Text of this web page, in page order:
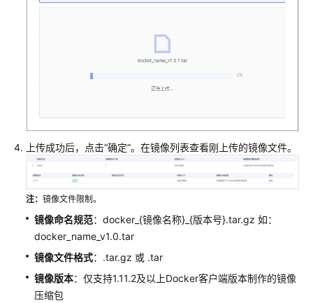
管
搜
索
像
除
镜
像
应
上传成功后，点击“确定”。在镜像列表查看刚上传的镜像文件。
注： 镜像文件限制。
镜像命名规范：docker_{镜像名称}_{版本号}.tar.gz 如：
docker_name_v1.0.tar
镜像文件格式：.tar.gz 或 .tar
镜像版本：仅支持1.11.2及以上Docker客户端版本制作的镜像
压缩包